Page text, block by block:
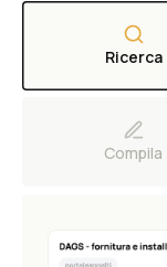
Ricerca
Compila